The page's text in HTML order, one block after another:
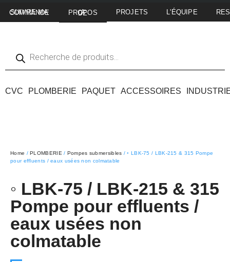
SUIVRE MA COMMANDE A PROPOS DE PROJETS L'ÉQUIPE
CVC PLOMBERIE PAQUET ACCESSOIRES
Home /PLOMBERIE / Pompes submersibles / ◦ LBK-75 / LBK-215 & 315 Pompe
pour effluents / eaux usées non colmatable
◦ LBK-75 / LBK-215 & 315
Pompe pour effluents /
eaux usées non
colmatable